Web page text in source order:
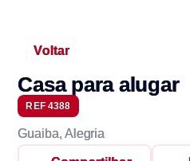
Voltar
Casa para alugar
REF 4388
Guaiba, Alegria